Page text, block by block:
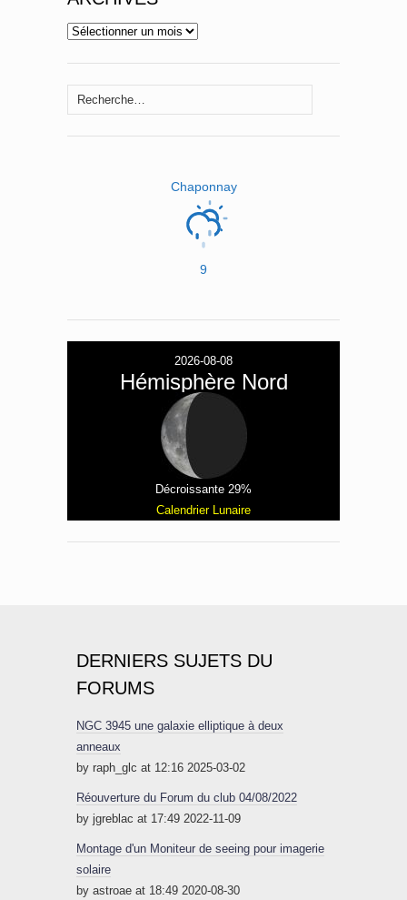
Archives
Rechercher :
Chaponnay
9
2026-08-08
Hémisphère Nord
Décroissante 29%
Calendrier Lunaire
DERNIERS SUJETS DU
FORUMS
NGC 3945 une galaxie elliptique à deux
anneaux
by raph_glc at 12:16 2025-03-02
Réouverture du Forum du club 04/08/2022
by jgreblac at 17:49 2022-11-09
Montage d'un Moniteur de seeing pour imagerie
solaire
by astroae at 18:49 2020-08-30